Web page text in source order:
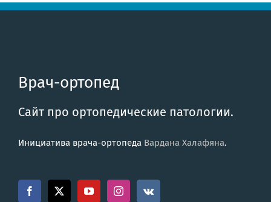
Врач-ортопед
Сайт про ортопедические патологии.
Инициатива врача-ортопеда Вардана Халафяна.